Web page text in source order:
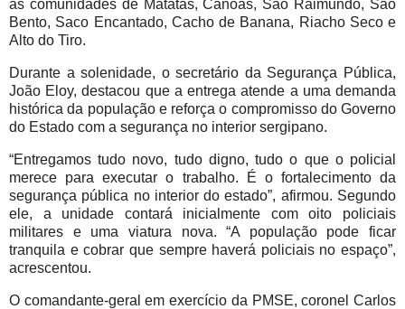
as comunidades de Matatas, Canoas, São Raimundo, São
Bento, Saco Encantado, Cacho de Banana, Riacho Seco e
Alto do Tiro.
Durante a solenidade, o secretário da Segurança Pública,
João Eloy, destacou que a entrega atende a uma demanda
histórica da população e reforça o compromisso do Governo
do Estado com a segurança no interior sergipano.
“Entregamos tudo novo, tudo digno, tudo o que o policial
merece para executar o trabalho. É o fortalecimento da
segurança pública no interior do estado”, afirmou. Segundo
ele, a unidade contará inicialmente com oito policiais
militares e uma viatura nova. “A população pode ficar
tranquila e cobrar que sempre haverá policiais no espaço”,
acrescentou.
O comandante-geral em exercício da PMSE, coronel Carlos